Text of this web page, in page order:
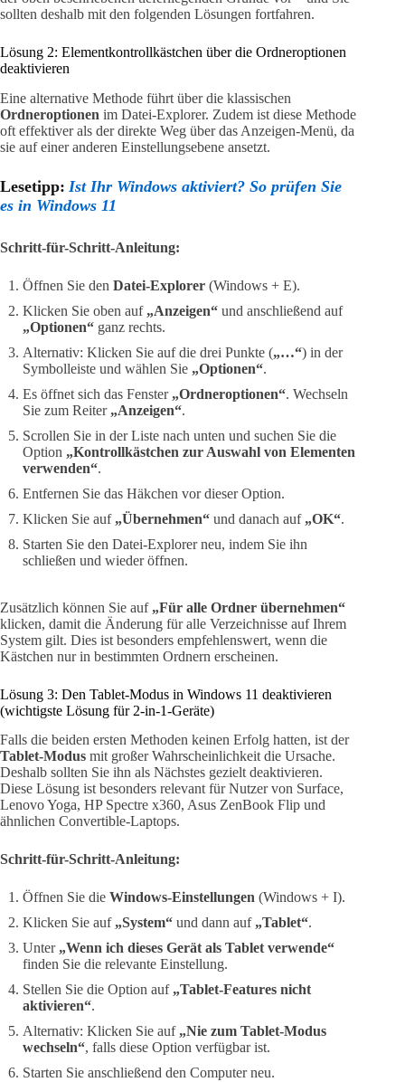
sollten deshalb mit den folgenden Lösungen fortfahren.
Lösung 2: Elementkontrollkästchen über die Ordneroptionen
deaktivieren
Eine alternative Methode führt über die klassischen
Ordneroptionen im Datei-Explorer. Zudem ist diese Methode
oft effektiver als der direkte Weg über das Anzeigen-Menü, da
sie auf einer anderen Einstellungsebene ansetzt.
Lesetipp: Ist Ihr Windows aktiviert? So prüfen Sie
es in Windows 11
Schritt-für-Schritt-Anleitung:
Öffnen Sie den Datei-Explorer (Windows + E).
Klicken Sie oben auf „Anzeigen“ und anschließend auf
„Optionen“ ganz rechts.
Alternativ: Klicken Sie auf die drei Punkte („…“) in der
Symbolleiste und wählen Sie „Optionen“.
Es öffnet sich das Fenster „Ordneroptionen“. Wechseln
Sie zum Reiter „Anzeigen“.
Scrollen Sie in der Liste nach unten und suchen Sie die
Option „Kontrollkästchen zur Auswahl von Elementen
verwenden“.
Entfernen Sie das Häkchen vor dieser Option.
Klicken Sie auf „Übernehmen“ und danach auf „OK“.
Starten Sie den Datei-Explorer neu, indem Sie ihn
schließen und wieder öffnen.
Zusätzlich können Sie auf „Für alle Ordner übernehmen“
klicken, damit die Änderung für alle Verzeichnisse auf Ihrem
System gilt. Dies ist besonders empfehlenswert, wenn die
Kästchen nur in bestimmten Ordnern erscheinen.
Lösung 3: Den Tablet-Modus in Windows 11 deaktivieren
(wichtigste Lösung für 2-in-1-Geräte)
Falls die beiden ersten Methoden keinen Erfolg hatten, ist der
Tablet-Modus mit großer Wahrscheinlichkeit die Ursache.
Deshalb sollten Sie ihn als Nächstes gezielt deaktivieren.
Diese Lösung ist besonders relevant für Nutzer von Surface,
Lenovo Yoga, HP Spectre x360, Asus ZenBook Flip und
ähnlichen Convertible-Laptops.
Schritt-für-Schritt-Anleitung:
Öffnen Sie die Windows-Einstellungen (Windows + I).
Klicken Sie auf „System“ und dann auf „Tablet“.
Unter „Wenn ich dieses Gerät als Tablet verwende“
finden Sie die relevante Einstellung.
Stellen Sie die Option auf „Tablet-Features nicht
aktivieren“.
Alternativ: Klicken Sie auf „Nie zum Tablet-Modus
wechseln“, falls diese Option verfügbar ist.
Starten Sie anschließend den Computer neu.